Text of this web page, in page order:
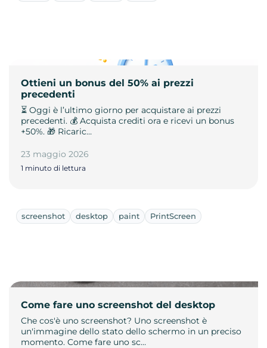
Ottieni un bonus del 50% ai prezzi
precedenti
⏳ Oggi è l’ultimo giorno per acquistare ai prezzi
precedenti. 💰 Acquista crediti ora e ricevi un bonus
+50%. 🎁 Ricaric…
23 maggio 2026
1 minuto di lettura
screenshot desktop paint PrintScreen
Come fare uno screenshot del desktop
Che cos'è uno screenshot? Uno screenshot è
un'immagine dello stato dello schermo in un preciso
momento. Come fare uno sc…